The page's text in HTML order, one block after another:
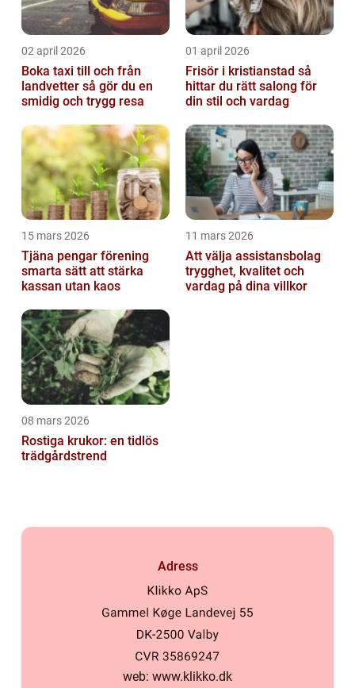
02 april 2026
Boka taxi till och från
landvetter så gör du en
smidig och trygg resa
01 april 2026
Frisör i kristianstad så
hittar du rätt salong för
din stil och vardag
15 mars 2026
Tjäna pengar förening
smarta sätt att stärka
kassan utan kaos
11 mars 2026
Att välja assistansbolag
trygghet, kvalitet och
vardag på dina villkor
08 mars 2026
Rostiga krukor: en tidlös
trädgårdstrend
Adress
web: www.klikko.dk